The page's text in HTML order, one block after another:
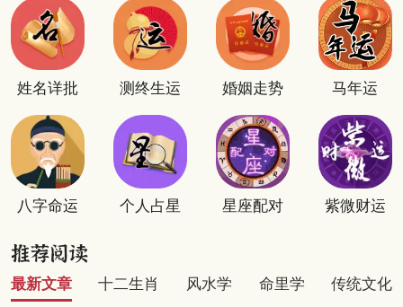
姓名详批 测终生运 婚姻走势 马年运
八字命运 个人占星 星座配对 紫微财运
最新文章 十二生肖 风水学 命里学 传统文化